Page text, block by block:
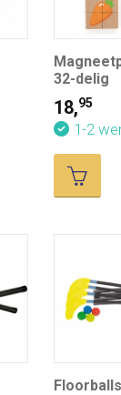
32-delig
18,95
1-2